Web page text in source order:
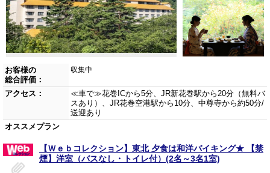
お客様の
総合評価：
収集中
アクセス：
≪車で≫花巻ICから5分、JR新花巻駅から20分（無料バ
スあり）、JR花巻空港駅から10分、中尊寺から約50分/
送迎あり
オススメプラン
【Ｗｅｂコレクション】東北 夕食は和洋バイキング★ 【禁
煙】洋室（バスなし・トイレ付）(2名～3名1室)